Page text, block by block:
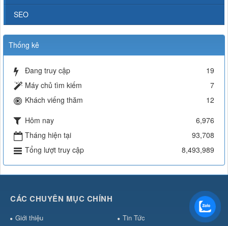
SEO
Thống kê
Đang truy cập
19
Máy chủ tìm kiếm
7
Khách viếng thăm
12
Hôm nay
6,976
Tháng hiện tại
93,708
Tổng lượt truy cập
8,493,989
CÁC CHUYÊN MỤC CHÍNH
Giới thiệu Tin Tức